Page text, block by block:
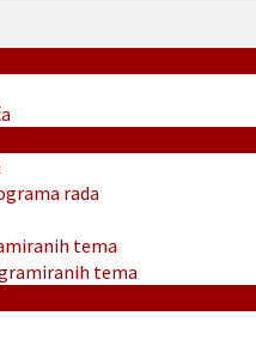
rada
tema
tema